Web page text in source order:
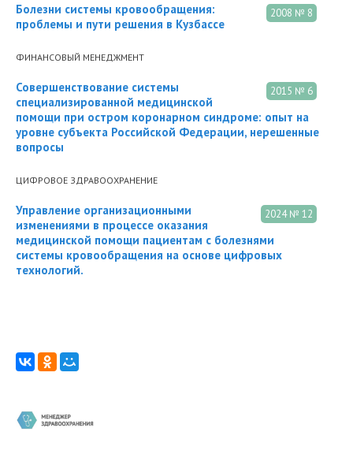
2008 № 8
Болезни системы кровообращения:
проблемы и пути решения в Кузбассе
ФИНАНСОВЫЙ МЕНЕДЖМЕНТ
2015 № 6
Совершенствование системы
специализированной медицинской
помощи при остром коронарном синдроме: опыт на
уровне субъекта Российской Федерации, нерешенные
вопросы
ЦИФРОВОЕ ЗДРАВООХРАНЕНИЕ
2024 № 12
Управление организационными
изменениями в процессе оказания
медицинской помощи пациентам с болезнями
системы кровообращения на основе цифровых
технологий.